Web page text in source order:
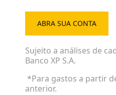
ABRA SUA CONTA
Sujeito a análises de
Banco XP S.A.
*Para gastos a partir
anterior.